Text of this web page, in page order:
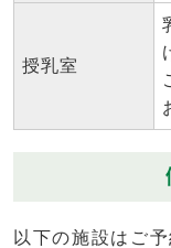
授乳室
以下の施設はご